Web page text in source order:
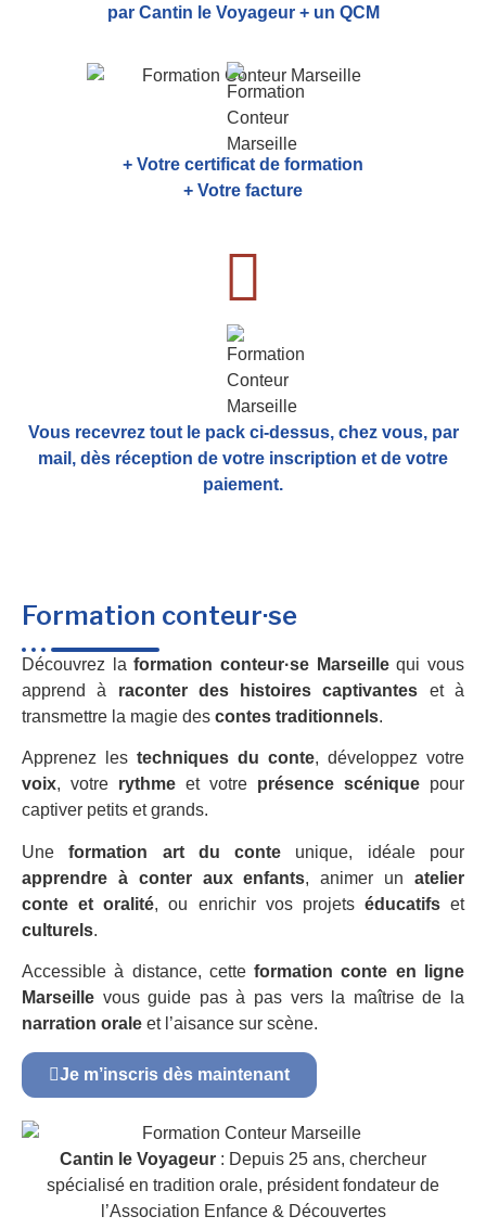
par Cantin le Voyageur + un QCM
+ Votre certificat de formation
+ Votre facture
Vous recevrez tout le pack ci-dessus, chez vous, par
mail, dès réception de votre inscription et de votre
paiement.
Formation conteur·se
Découvrez laformation conteur·se Marseillequi vous
apprend à raconter des histoires captivantes et à
transmettre la magie des contes traditionnels.
Apprenez les techniques du conte, développez votre
voix, votre rythme et votre présence scénique pour
captiver petits et grands.
Uneformation art du conte unique, idéale pour
apprendre à conter aux enfants, animer unatelier
conte et oralité, ou enrichir vos projets éducatifset
culturels.
Accessible à distance, cetteformation conte en ligne
Marseille vous guide pas à pas vers la maîtrise de la
narration orale et l’aisance sur scène.
Je m’inscris dès maintenant
Cantin le Voyageur : Depuis 25 ans, chercheur
spécialisé en tradition orale, président fondateur de
l’Association Enfance & Découvertes